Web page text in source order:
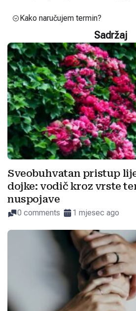
Kako naručujem termin?
Sadržaj
Sveobuhvatan pristup
dojke: vodič kroz vrste
nuspojave
0 comments 1 mjesec ago